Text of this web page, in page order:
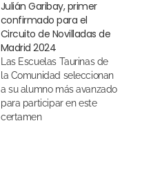
Julián Garibay, primer
confirmado para el
Circuito de Novilladas de
Madrid 2024
la Comunidad seleccionan
a su alumno más avanzado
para participar en este
certamen